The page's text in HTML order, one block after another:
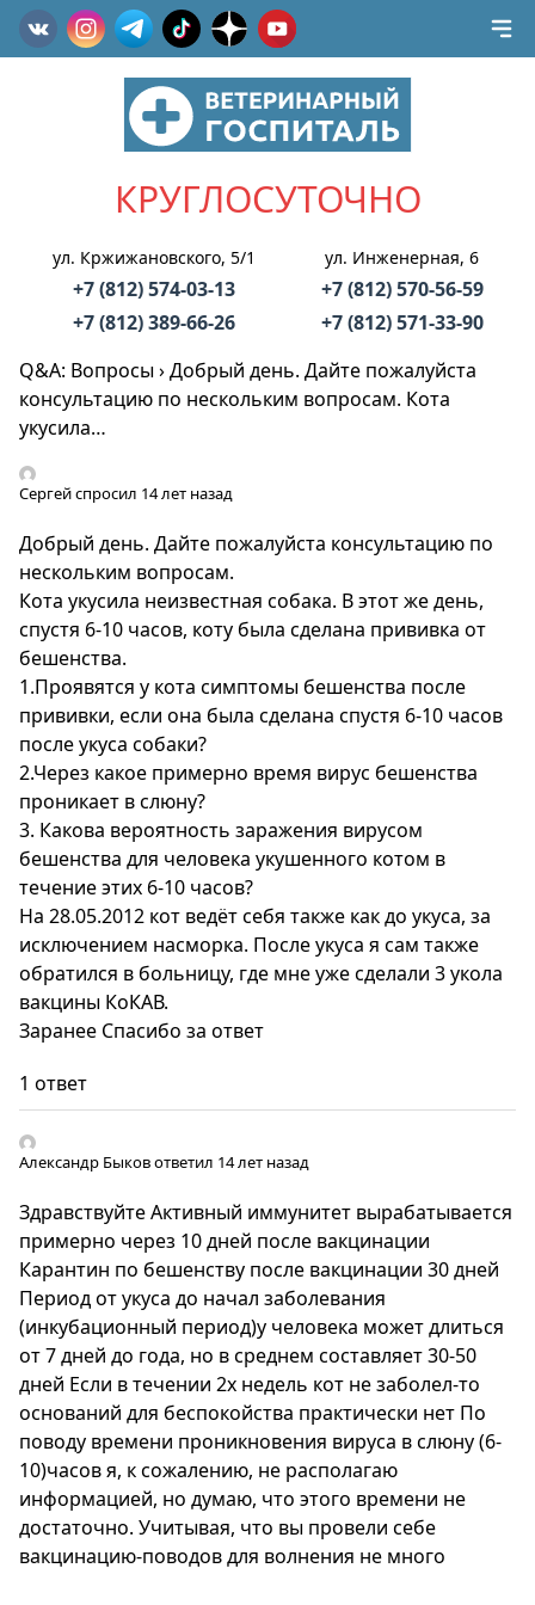
КРУГЛОСУТОЧНО
ул. Кржижановского, 5/1
+7 (812) 574-03-13
+7 (812) 389-66-26
ул. Инженерная, 6
+7 (812) 570-56-59
+7 (812) 571-33-90
Q&A: Вопросы›Добрый день. Дайте пожалуйста
консультацию по нескольким вопросам. Кота
укусила…
Сергейспросил 14 лет назад
Добрый день. Дайте пожалуйста консультацию по
нескольким вопросам.
Кота укусила неизвестная собака. В этот же день,
спустя 6-10 часов, коту была сделана прививка от
бешенства.
1.Проявятся у кота симптомы бешенства после
прививки, если она была сделана спустя 6-10 часов
после укуса собаки?
2.Через какое примерно время вирус бешенства
проникает в слюну?
3. Какова вероятность заражения вирусом
бешенства для человека укушенного котом в
течение этих 6-10 часов?
На 28.05.2012 кот ведёт себя также как до укуса, за
исключением насморка. После укуса я сам также
обратился в больницу, где мне уже сделали 3 укола
вакцины КоКАВ.
Заранее Спасибо за ответ
1 ответ
Александр Быковответил 14 лет назад
Здравствуйте Активный иммунитет вырабатывается
примерно через 10 дней после вакцинации
Карантин по бешенству после вакцинации 30 дней
Период от укуса до начал заболевания
(инкубационный период)у человека может длиться
от 7 дней до года, но в среднем составляет 30-50
дней Если в течении 2х недель кот не заболел-то
оснований для беспокойства практически нет По
поводу времени проникновения вируса в слюну (6-
10)часов я, к сожалению, не располагаю
информацией, но думаю, что этого времени не
достаточно. Учитывая, что вы провели себе
вакцинацию-поводов для волнения не много